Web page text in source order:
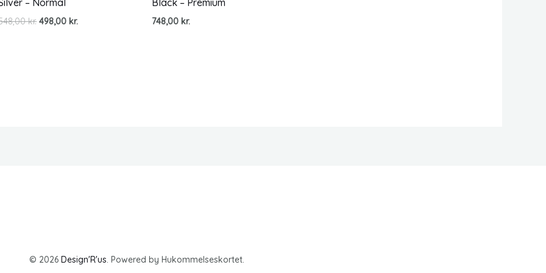
– Normal
kr. Den
498,00 kr.Den
Black – Premium
748,00 kr.
© 2026 Design'R'us. Powered by Hukommelseskortet.